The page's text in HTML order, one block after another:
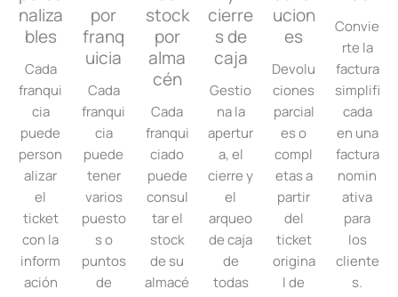
naliza
bles
Cada
franqui
cia
puede
person
alizar
el
ticket
con la
inform
ación
por
franq
uicia
Cada
franqui
cia
puede
tener
varios
puesto
s o
puntos
de
stock
por
alma
cén
Cada
franqui
ciado
puede
consul
tar el
stock
de su
almacé
cierre
s de
caja
Gestio
na la
apertur
a, el
cierre y
el
arqueo
de caja
de
todas
ucion
es
Devolu
ciones
parcial
es o
compl
etas a
partir
del
ticket
origina
l de
Convie
rte la
factura
simplifi
cada
en una
factura
nomin
ativa
para
los
cliente
s.